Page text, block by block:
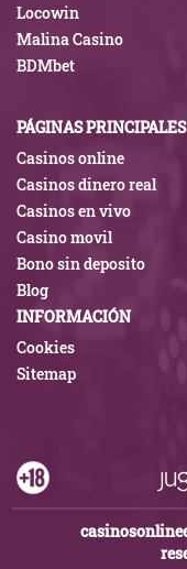
PÁGINAS PRINCIPALES
Casinos online
Casinos dinero real
Casinos en vivo
Casino movil
Bono sin deposito
Blog
Locowin
Malina Casino
BDMbet
INFORMACIÓN
Cookies
Sitemap